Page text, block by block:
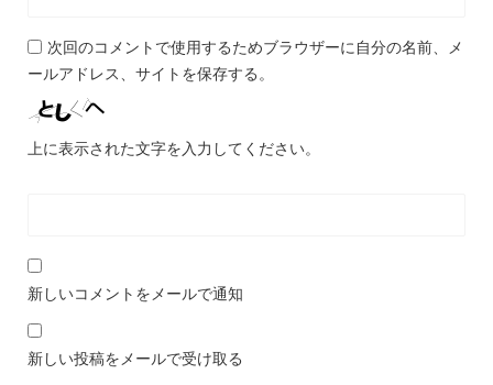
次回のコメントで使用するためブラウザーに自分の名前、メ
ールアドレス、サイトを保存する。
上に表示された文字を入力してください。
新しいコメントをメールで通知
新しい投稿をメールで受け取る